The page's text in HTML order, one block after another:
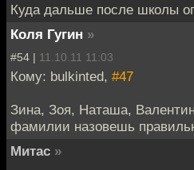
Куда дальше после школы
Коля Гугин »
#54 | 11.10.11 11:03
Кому: bulkinted, #47
Зина, Зоя, Наташа,
фамилии назовешь
Митас »